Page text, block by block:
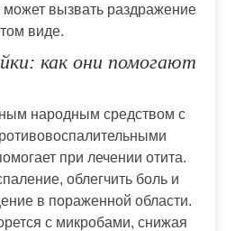
может вызвать раздражение
виде.
как они помогают
народным средством с
при лечении отита.
облегчить боль и
в пораженной области.
с микробами, снижая